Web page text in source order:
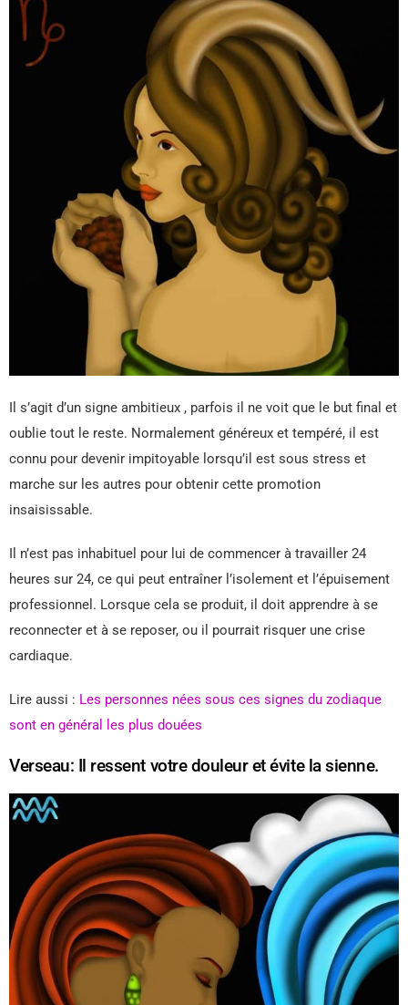
Il s’agit d’un signe ambitieux , parfois il ne voit que le but final et
oublie tout le reste. Normalement généreux et tempéré, il est
connu pour devenir impitoyable lorsqu’il est sous stress et
marche sur les autres pour obtenir cette promotion
insaisissable.
Il n’est pas inhabituel pour lui de commencer à travailler 24
heures sur 24, ce qui peut entraîner l’isolement et l’épuisement
professionnel. Lorsque cela se produit, il doit apprendre à se
reconnecter et à se reposer, ou il pourrait risquer une crise
cardiaque.
Lire aussi : Les personnes nées sous ces signes du zodiaque
sont en général les plus douées
Verseau: Il ressent votre douleur et évite la sienne.